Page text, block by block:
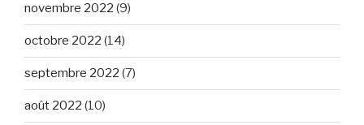
novembre 2022 (9)
octobre 2022 (14)
septembre 2022 (7)
août 2022 (10)